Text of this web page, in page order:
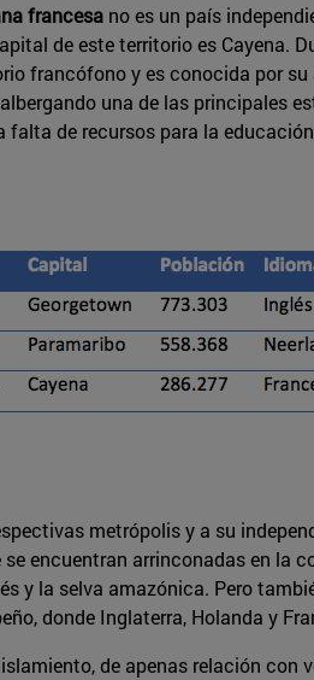
francesa no es un país
de este territorio es
francófono y es conocida por
una de las principales
falta de recursos para la
metrópolis y a su
encuentran arrinconadas en
y la selva amazónica. Pero
donde Inglaterra, Holanda y
de apenas relación